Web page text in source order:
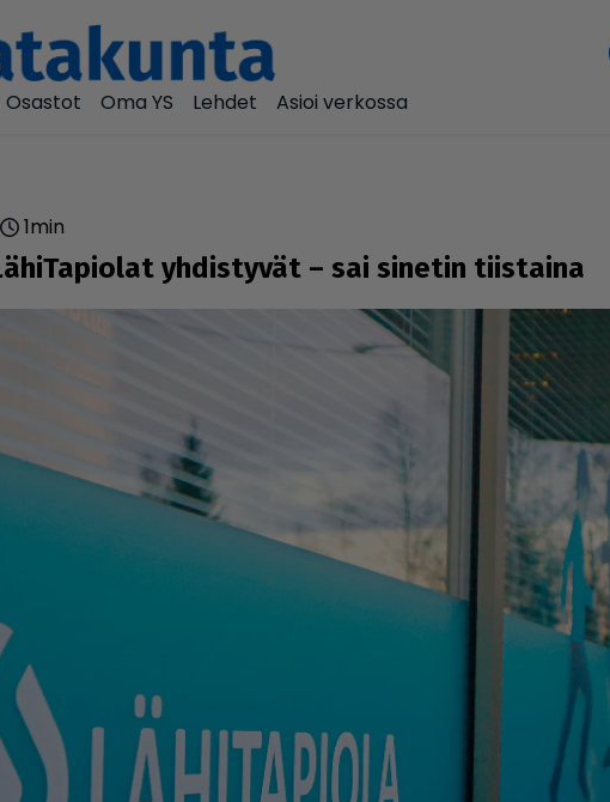
Osastot Oma YS Lehdet Asioi verkossa
1min
yhdis­ty­vät – sai sinetin tiistaina